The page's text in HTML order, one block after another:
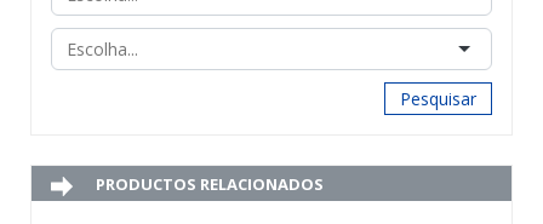
Pesquisar
PRODUCTOS RELACIONADOS